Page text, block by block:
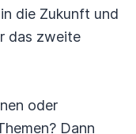
die Zukunft und
das zweite
oder
Dann